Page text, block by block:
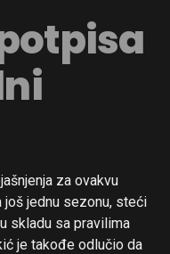
za ovakvu
još jednu sezonu, steći
skladu sa pravilima
je takođe odlučio da